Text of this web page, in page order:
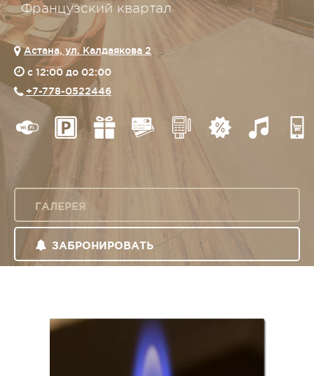
Французский квартал
Астана, ул. Калдаякова 2
c 12:00 до 02:00
+7-778-0522446
ГАЛЕРЕЯ
ЗАБРОНИРОВАТЬ